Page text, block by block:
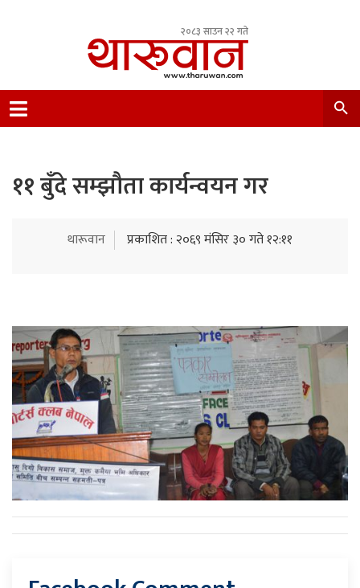
२०८३ साउन २२ गते
Nepal.
११ बुँदे सम्झौता कार्यन्वयन गर
थारूवान प्रकाशित : २०६९ मंसिर ३० गते १२:११